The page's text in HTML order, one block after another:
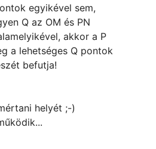
egyikével sem,
Q az OM és PN
akkor a P
a lehetséges Q pontok
befutja!
helyét ;-)